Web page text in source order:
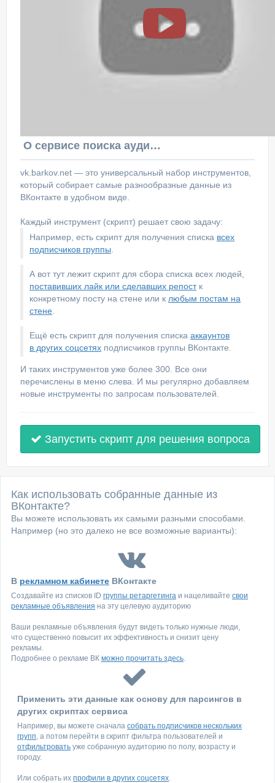
О сервисе поиска аудитории ВКонтакте
vk.barkov.net — это универсальный набор инструментов,
который собирает самые разнообразные данные из
ВКонтакте в удобном виде.
Каждый инструмент (скрипт) решает свою задачу:
Например, есть скрипт для получения списка всех
подписчиков группы
А вот тут лежит скрипт для сбора списка всех людей,
поставивших лайк или сделавших репостк
конкретному посту на стене или к любым постам на
стене
Ещё есть скрипт для получения списка аккаунтов
в других соцсетях подписчиков группы ВКонтакте.
И таких инструментов уже более 300. Все они
перечислены в меню слева. И мы регулярно добавляем
новые инструменты по запросам пользователей.
Запустить скрипт для решения вопроса
Как использовать собранные данные из
ВКонтакте?
Вы можете использовать их самыми разными способами.
Например (но это далеко не все возможные варианты):
В рекламном кабинете ВКонтакте
Создавайте из списков ID группы ретаргетинга и нацеливайте свои
рекламные объявления на эту целевую аудиторию
Ваши рекламные объявления будут видеть только нужные люди,
что существенно повысит их эффективность и снизит цену
рекламы.
Подробнее о рекламе ВК можно прочитать здесь.
Применить эти данные как основу для парсингов в
других скриптах сервиса
Например, вы можете сначала собрать подписчиков нескольких
групп, а потом перейти в скрипт фильтра пользователей и
отфильтровать уже собранную аудиторию по полу, возрасту и
городу.
Или собрать их профили в других соцсетях.